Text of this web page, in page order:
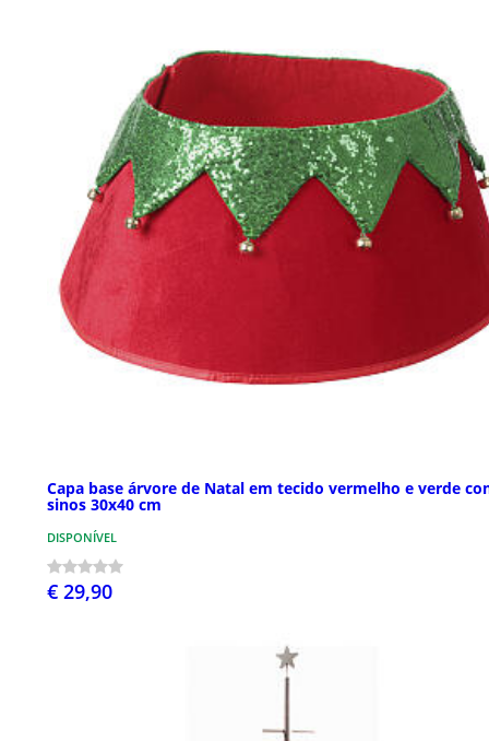
Capa base árvore de Natal em tecido vermelho e verde
sinos 30x40 cm
DISPONÍVEL
€ 29,90